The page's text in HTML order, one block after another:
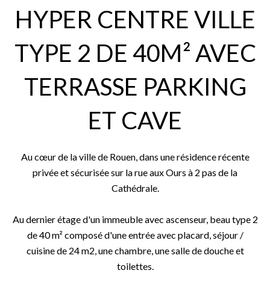
HYPER CENTRE VILLE
TYPE 2 DE 40M² AVEC
TERRASSE PARKING
ET CAVE
Au cœur de la ville de Rouen, dans une résidence récente
privée et sécurisée sur la rue aux Ours à 2 pas de la
Cathédrale.
Au dernier étage d'un immeuble avec ascenseur, beau type 2
de 40 m² composé d'une entrée avec placard, séjour /
cuisine de 24 m2, une chambre, une salle de douche et
toilettes.